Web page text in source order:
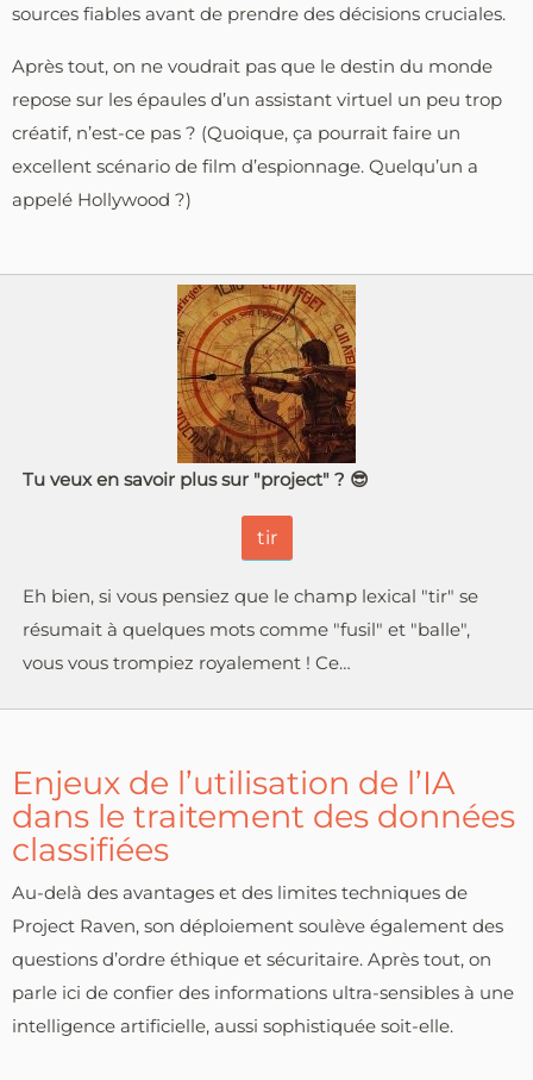
sources fiables avant de prendre des décisions cruciales.
Après tout, on ne voudrait pas que le destin du monde
repose sur les épaules d’un assistant virtuel un peu trop
créatif, n’est-ce pas ? (Quoique, ça pourrait faire un
excellent scénario de film d’espionnage. Quelqu’un a
appelé Hollywood ?)
Tu veux en savoir plus sur "project" ? 😎
tir
Eh bien, si vous pensiez que le champ lexical "tir" se
résumait à quelques mots comme "fusil" et "balle",
vous vous trompiez royalement ! Ce…
Enjeux de l’utilisation de l’IA
dans le traitement des données
classifiées
Au-delà des avantages et des limites techniques de
Project Raven, son déploiement soulève également des
questions d’ordre éthique et sécuritaire. Après tout, on
parle ici de confier des informations ultra-sensibles à une
intelligence artificielle, aussi sophistiquée soit-elle.